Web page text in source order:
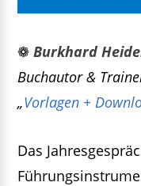
❁ Burkhard
Buchautor &
„Vorlagen +
Das